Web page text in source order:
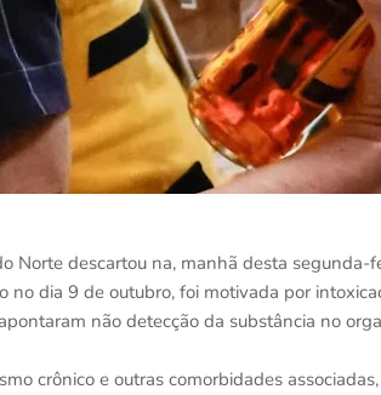
Norte descartou na, manhã desta
no dia 9 de outubro, foi motivada por
não detecção da substância no
crônico e outras comorbidades